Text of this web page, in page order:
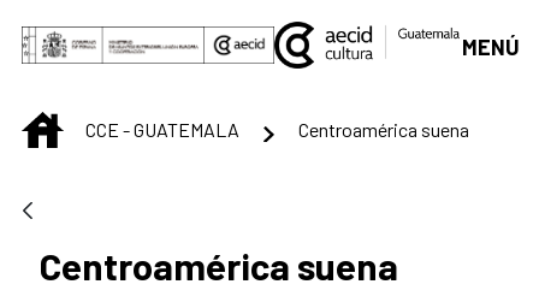
Saltar al contenido principal
MENÚ
INICIOCCE - GUATEMALA Centroamérica suena
Centroamérica suena